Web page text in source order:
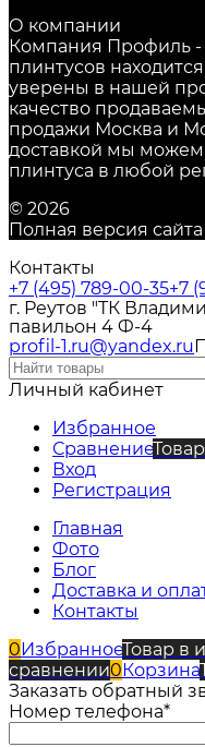
О компании
Компания Профиль -
плинтусов
уверены в нашей
качество
продажи Москва и
доставкой мы
плинтуса в любой
© 2026
Полная версия сайта
Контакты
+7 (495) 789-00-35+7
г. Реутов "ТК
павильон 4 Ф-4
profil-1.ru@yandex.ru
Личный кабинет
Избранное
Сравнение
Вход
Регистрация
Главная
Фото
Блог
Доставка и
Контакты
0ИзбранноеТовар в
сравнении0Корзина
Заказать обратный
Номер телефона*